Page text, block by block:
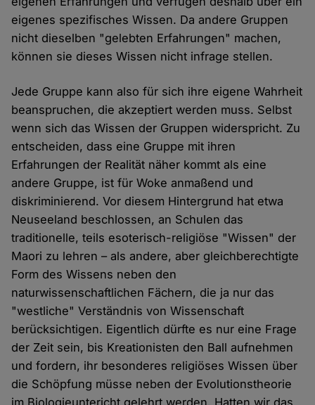
eigenes spezifisches Wissen. Da andere Gruppen
nicht dieselben "gelebten Erfahrungen" machen,
können sie dieses Wissen nicht infrage stellen.
Jede Gruppe kann also für sich ihre eigene Wahrheit
beanspruchen, die akzeptiert werden muss. Selbst
wenn sich das Wissen der Gruppen widerspricht. Zu
entscheiden, dass eine Gruppe mit ihren
Erfahrungen der Realität näher kommt als eine
andere Gruppe, ist für Woke anmaßend und
diskriminierend. Vor diesem Hintergrund hat etwa
Neuseeland beschlossen, an Schulen das
traditionelle, teils esoterisch-religiöse "Wissen" der
Maori zu lehren – als andere, aber gleichberechtigte
Form des Wissens neben den
naturwissenschaftlichen Fächern, die ja nur das
"westliche" Verständnis von Wissenschaft
berücksichtigen. Eigentlich dürfte es nur eine Frage
der Zeit sein, bis Kreationisten den Ball aufnehmen
und fordern, ihr besonderes religiöses Wissen über
die Schöpfung müsse neben der Evolutionstheorie